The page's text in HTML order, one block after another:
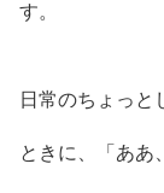
す。
日常のちょっと
ときに、「ああ